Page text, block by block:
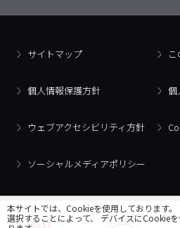
サイトマップ
個人情報保護方針 個
ウェブアクセシビリティ方針
ソーシャルメディアポリシー
本サイトでは、Cookieを使用しております
選択することによって、 デバイスにCookie